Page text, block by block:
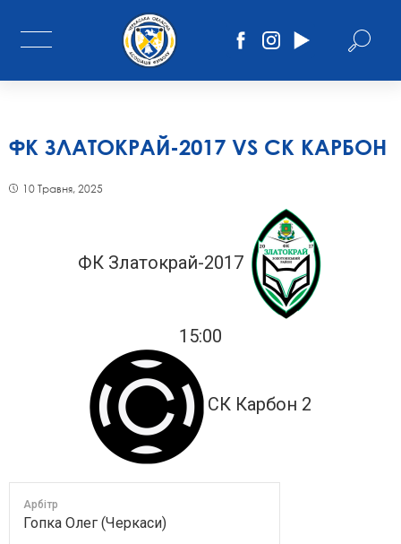
ФК ЗЛАТОКРАЙ-2017 VS СК КАРБОН
10 Травня, 2025
ФК Златокрай-2017
15:00
СК Карбон 2
Арбітр
Гопка Олег (Черкаси)